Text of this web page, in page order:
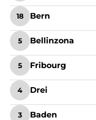
18 Bern
5 Bellinzona
5 Fribourg
4 Drei
3 Baden